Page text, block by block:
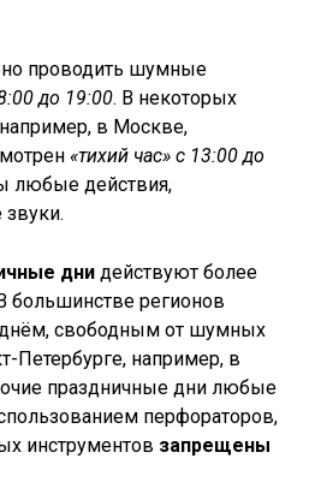
проводить шумные
до 19:00. В некоторых
в Москве,
«тихий час» с 13:00 до
любые действия,
дни действуют более
большинстве регионов
днём, свободным от шумных
Петербурге, например, в
праздничные дни любые
перфораторов,
инструментов запрещены